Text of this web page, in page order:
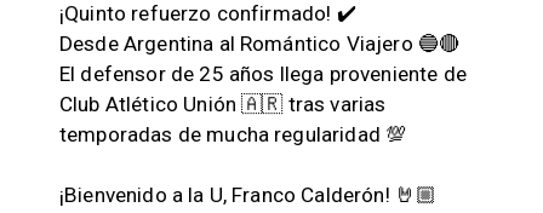
¡Quinto refuerzo confirmado! ✔️
Desde Argentina al Romántico Viajero 🔵🔴
El defensor de 25 años llega proveniente de
Club Atlético Unión 🇦🇷 tras varias
temporadas de mucha regularidad 💯
¡Bienvenido a la U, Franco Calderón! 🤘🏼